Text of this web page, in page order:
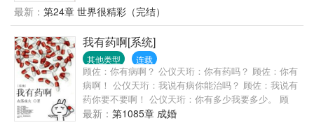
朋友。更加没想到的是，他们居然在现实中纷纷找上
了门。她只是一个普普通通到淹没在人群里都找不到
的大龄普女，再加上因为原生家庭的原因，性格内
向，母单至今，她怎么可能扛得住啊！救命！
最新： 第24章 世界很精彩（完结）
我有药啊[系统]
其他类型 连载
顾佐：你有病啊？ 公仪天珩：你有药吗？ 顾佐：你有
病啊！ 公仪天珩：我说有病你能治吗？ 顾佐：我说有
药你要不要啊！ 公仪天珩：你有多少我要多少。 顾
佐：你要多少我有多少。 公仪天珩：那就都拿来吧。
最新： 第1085章 成婚